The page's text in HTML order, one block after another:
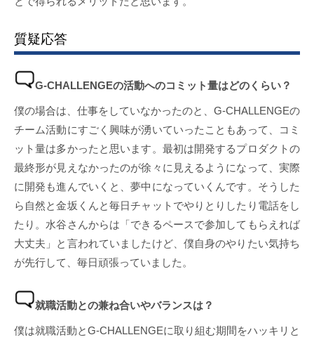
質疑応答
G-CHALLENGEの活動へのコミット量はどのくらい？
僕の場合は、仕事をしていなかったのと、G-CHALLENGEの
チーム活動にすごく興味が湧いていったこともあって、コミ
ット量は多かったと思います。最初は開発するプロダクトの
最終形が見えなかったのが徐々に見えるようになって、実際
に開発も進んでいくと、夢中になっていくんです。そうした
ら自然と金坂くんと毎日チャットでやりとりしたり電話をし
たり。水谷さんからは「できるペースで参加してもらえれば
大丈夫」と言われていましたけど、僕自身のやりたい気持ち
が先行して、毎日頑張っていました。
就職活動との兼ね合いやバランスは？
僕は就職活動とG-CHALLENGEに取り組む期間をハッキリと